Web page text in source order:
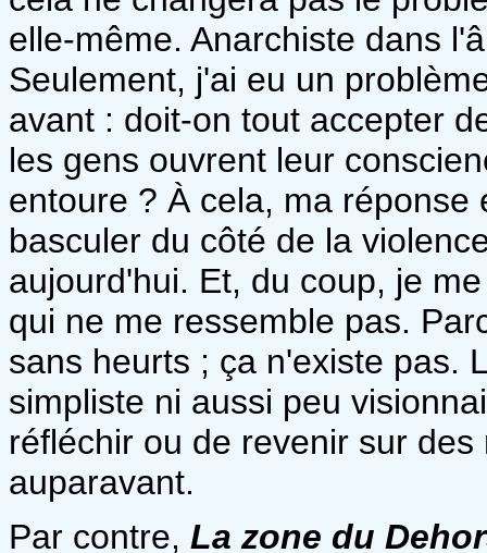
elle-même. Anarchiste dans
Seulement, j'ai eu un
avant : doit-on tout accepter
les gens ouvrent leur
entoure ? À cela, ma
basculer du côté de la
aujourd'hui. Et, du coup, je
qui ne me ressemble pas.
sans heurts ; ça n'existe pas.
simpliste ni aussi peu
réfléchir ou de revenir sur
auparavant.
Par contre, La zone du